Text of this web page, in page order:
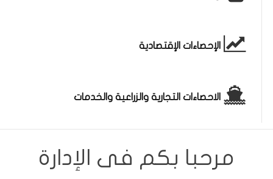
الإحصاءات الإقتصادية
الاحصاءات التجارية والزراعية والخدمات
مرحبا بكم فى الإدارة